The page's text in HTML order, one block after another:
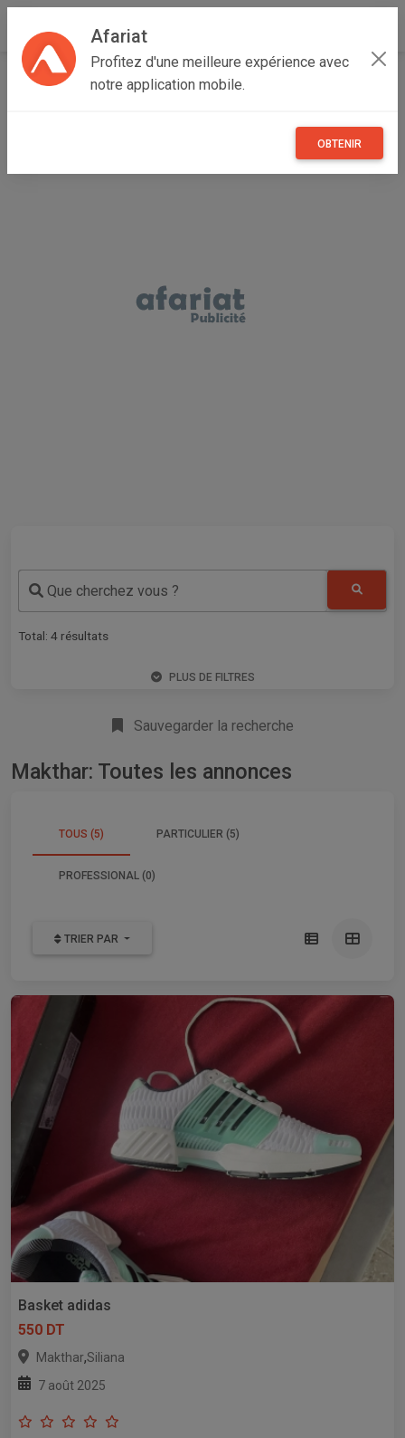
Afariat
Profitez d'une meilleure expérience avec
notre application mobile.
OBTENIR
Accueil Recherche Majerda Siliana
Que cherchez vous ?
Total: 4 résultats
PLUS DE FILTRES
Sauvegarder la recherche
Makthar: Toutes les annonces
TOUS (5) PARTICULIER (5)
PROFESSIONAL (0)
TRIER PAR
Basket adidas
550 DT
Makthar,Siliana
7 août 2025